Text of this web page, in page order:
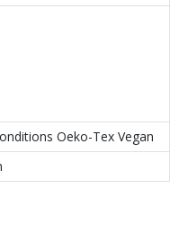
Oeko-Tex Vegan